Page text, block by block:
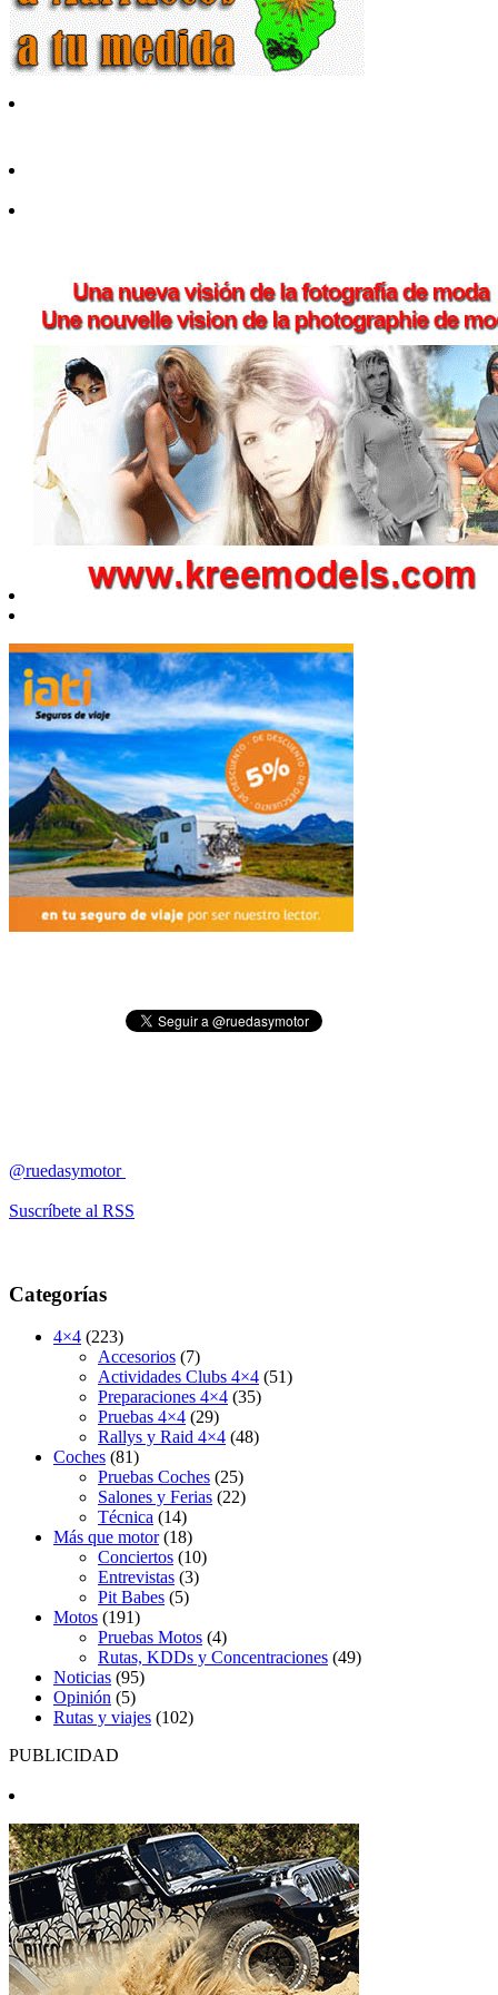
@ruedasymotor
Suscríbete al RSS
Categorías
4×4 (223)
Accesorios (7)
Actividades Clubs 4×4 (51)
Preparaciones 4×4 (35)
Pruebas 4×4 (29)
Rallys y Raid 4×4 (48)
Coches (81)
Pruebas Coches (25)
Salones y Ferias (22)
Técnica (14)
Más que motor(18)
Conciertos (10)
Entrevistas (3)
Pit Babes (5)
Motos (191)
Pruebas Motos (4)
Rutas, KDDs y Concentraciones (49)
Noticias (95)
Opinión (5)
Rutas y viajes (102)
PUBLICIDAD